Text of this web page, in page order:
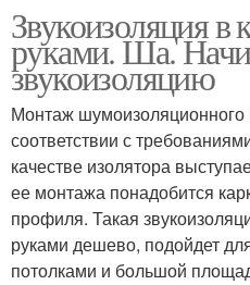
Звукоизоляция в
руками. Ша.
звукоизоляцию
Монтаж шумоизоляционного
соответствии с
качестве изолятора
ее монтажа понадобится
профиля. Такая
руками дешево, подойдет
потолками и большой